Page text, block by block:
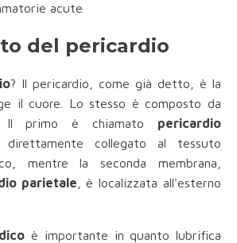
acute
del pericardio
? Il pericardio, come già detto, è la
il cuore. Lo stesso è composto da
Il primo è chiamato pericardio
collegato al tessuto
mentre la seconda membrana,
parietale , è localizzata all'esterno
è importante in quanto lubrifica